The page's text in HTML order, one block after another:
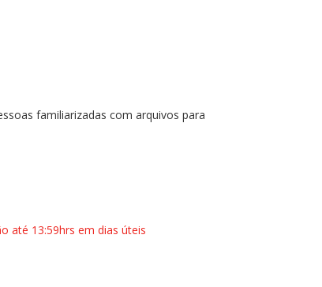
familiarizadas com arquivos para
até 13:59hrs em dias úteis